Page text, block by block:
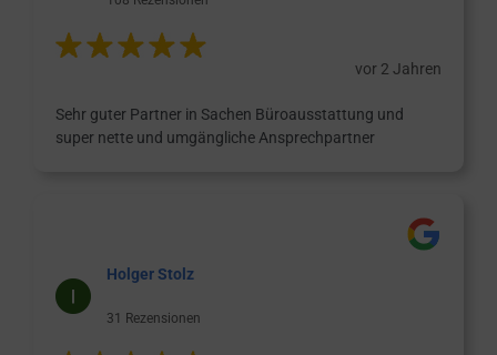
vor 2 Jahren
Sehr guter Partner in Sachen Büroausstattung und
super nette und umgängliche Ansprechpartner
Holger Stolz
31 Rezensionen